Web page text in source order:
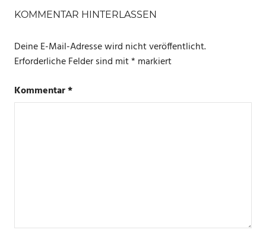
ALEXA
ECHO
LICHT
KOMMENTAR HINTERLASSEN
Deine E-Mail-Adresse wird nicht veröffentlicht.
Erforderliche Felder sind mit* markiert
Kommentar*